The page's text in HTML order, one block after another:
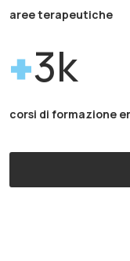
aree terapeutiche
3k
corsi di formazione